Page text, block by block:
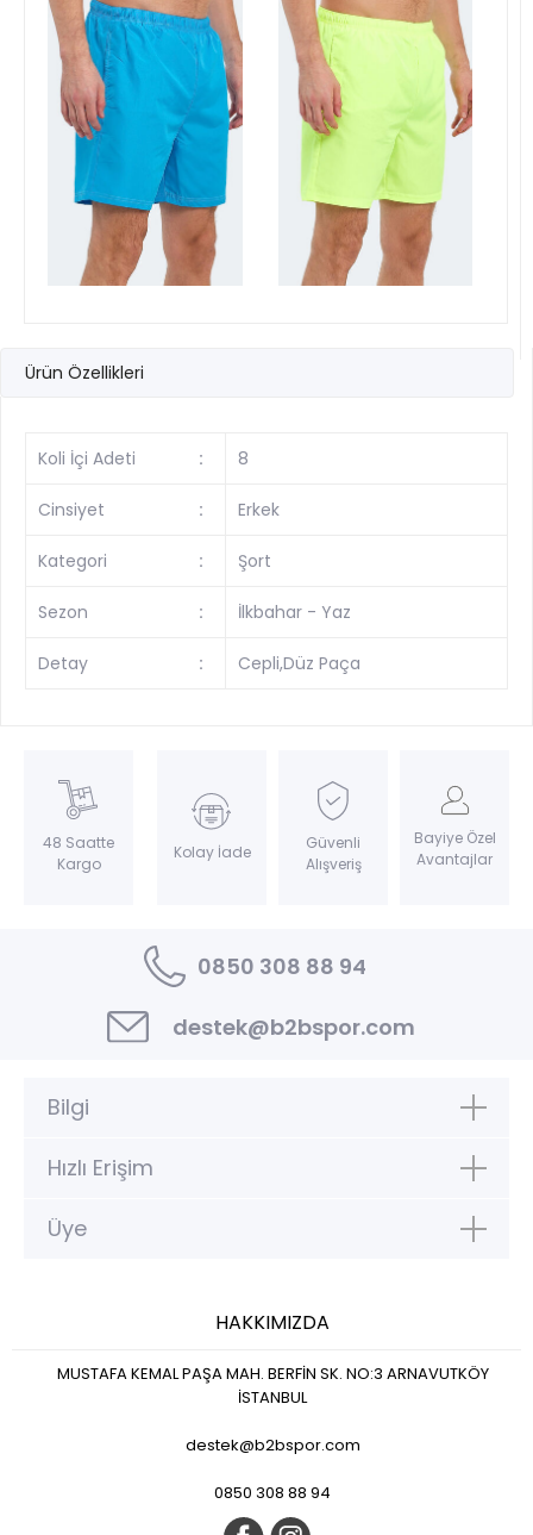
Ürün Özellikleri
Koli İçi Adeti : 8
Cinsiyet : Erkek
Kategori : Şort
Sezon : İlkbahar - Yaz
Detay : Cepli,Düz Paça
48 Saatte
Kargo
Kolay İade
Güvenli
Alışveriş
Bayiye Özel
Avantajlar
0850 308 88 94
destek@b2bspor.com
Bilgi
Hızlı Erişim
Üye
HAKKIMIZDA
MUSTAFA KEMAL PAŞA MAH. BERFİN SK. NO:3 ARNAVUTKÖY
İSTANBUL
destek@b2bspor.com
0850 308 88 94